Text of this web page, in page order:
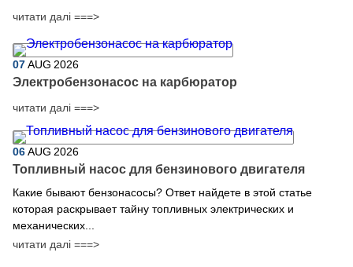
читати далі ===>
07AUG 2026
Электробензонасос на карбюратор
читати далі ===>
06AUG 2026
Топливный насос для бензинового двигателя
Какие бывают бензонасосы? Ответ найдете в этой статье
которая раскрывает тайну топливных электрических и
механических...
читати далі ===>